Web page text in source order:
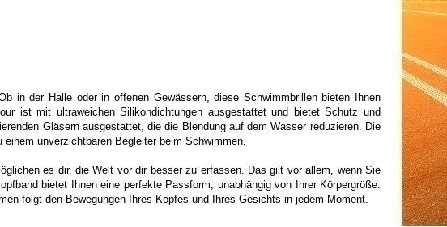
in der Halle oder in offenen Gewässern, diese Schwimmbrillen bieten Ihnen
ist mit ultraweichen Silikondichtungen ausgestattet und bietet Schutz und
Gläsern ausgestattet, die die Blendung auf dem Wasser reduzieren. Die
unverzichtbaren Begleiter beim Schwimmen.
es dir, die Welt vor dir besser zu erfassen. Das gilt vor allem, wenn Sie
bietet Ihnen eine perfekte Passform, unabhängig von Ihrer Körpergröße.
folgt den Bewegungen Ihres Kopfes und Ihres Gesichts in jedem Moment.